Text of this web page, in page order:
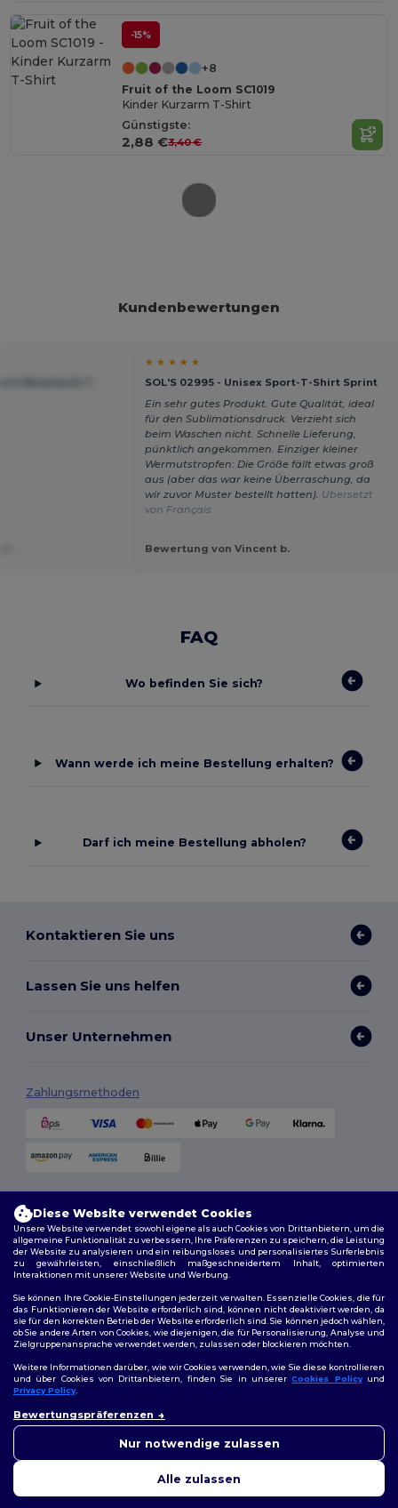
-15%
+8
Fruit of the Loom SC1019
Kinder Kurzarm T-Shirt
Günstigste:
2,88 €3,40 €
Kundenbewertungen
★ ★ ★ ★ ★
SOL'S 02995 - Unisex Sport-T-Shirt Sprint
Ein sehr gutes Produkt. Gute Qualität, ideal
für den Sublimationsdruck. Verzieht sich
beim Waschen nicht. Schnelle Lieferung,
pünktlich angekommen. Einziger kleiner
Wermutstropfen: Die Größe fällt etwas groß
aus (aber das war keine Überraschung, da
wir zuvor Muster bestellt hatten). Übersetzt
von Français
Bewertung von Vincent b.
FAQ
Wo befinden Sie sich?
Wann werde ich meine Bestellung erhalten?
Darf ich meine Bestellung abholen?
Kontaktieren Sie uns
Lassen Sie uns helfen
Unser Unternehmen
Zahlungsmethoden
Allgemeine Geschäftsbedingungen
Datenschutzbestimmungen|Cookie-Richtlinie|Site Map
Folge uns
Diese Website verwendet Cookies
Unsere Website verwendet sowohl eigene als auch Cookies von Drittanbietern, um die
allgemeine Funktionalität zu verbessern, Ihre Präferenzen zu speichern, die Leistung
der Website zu analysieren und ein reibungsloses und personalisiertes Surferlebnis
zu gewährleisten, einschließlich maßgeschneidertem Inhalt, optimierten
Interaktionen mit unserer Website und Werbung.
Sie können Ihre Cookie-Einstellungen jederzeit verwalten. Essenzielle Cookies, die für
das Funktionieren der Website erforderlich sind, können nicht deaktiviert werden, da
sie für den korrekten Betrieb der Website erforderlich sind. Sie können jedoch wählen,
ob Sie andere Arten von Cookies, wie diejenigen, die für Personalisierung, Analyse und
Zielgruppenansprache verwendet werden, zulassen oder blockieren möchten.
Weitere Informationen darüber, wie wir Cookies verwenden, wie Sie diese kontrollieren
und über Cookies von Drittanbietern, finden Sie in unsererCookies Policyund
Privacy Policy.
Bewertungspräferenzen
Nur notwendige zulassen
Alle zulassen
uns jederzeit kontaktieren.
Ihnen zu helfen.